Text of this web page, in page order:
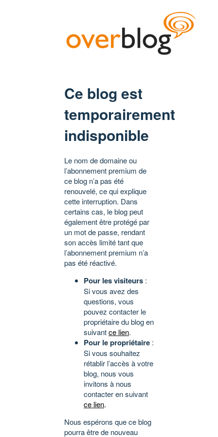
Ce blog est
temporairement
indisponible
Le nom de domaine ou
l’abonnement premium de
ce blog n’a pas été
renouvelé, ce qui explique
cette interruption. Dans
certains cas, le blog peut
également être protégé par
un mot de passe, rendant
son accès limité tant que
l’abonnement premium n’a
pas été réactivé.
Pour les visiteurs :
Si vous avez des
questions, vous
pouvez contacter le
propriétaire du blog en
suivantce lien.
Pour le propriétaire :
Si vous souhaitez
rétablir l’accès à votre
blog, nous vous
invitons à nous
contacter en suivant
ce lien.
Nous espérons que ce blog
pourra être de nouveau